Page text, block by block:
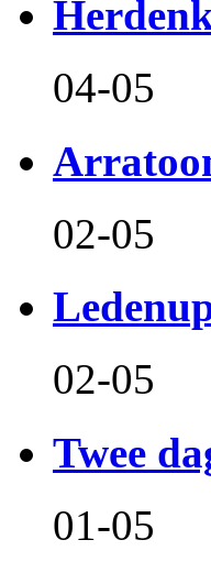
04-05
02-05
02-05
Twee
01-05